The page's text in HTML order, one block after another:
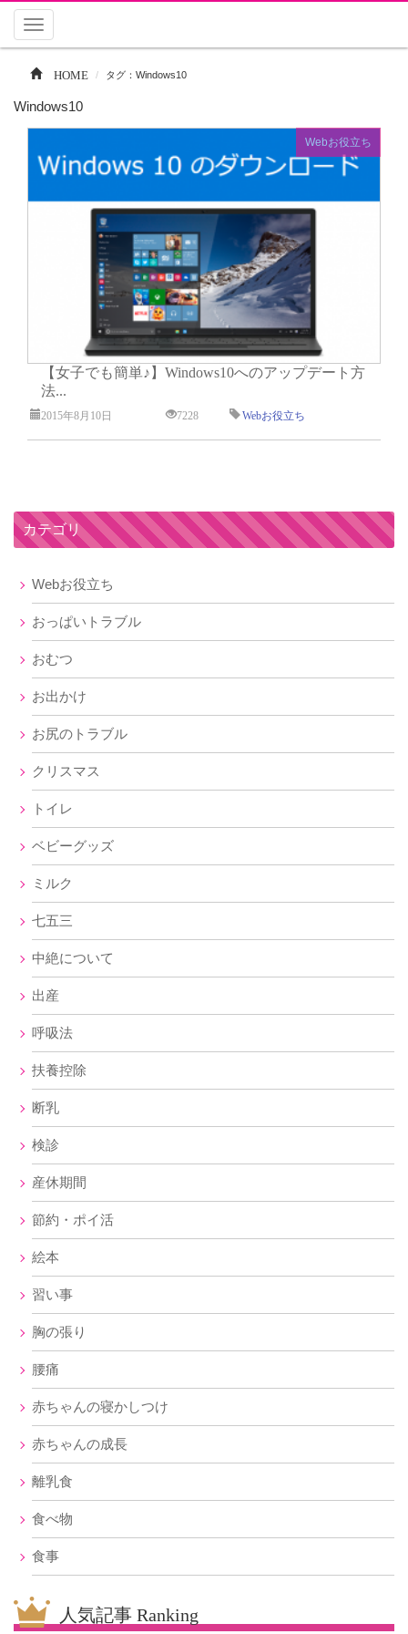
Toggle
HOME タグ：Windows10
Windows10
Webお役立ち
【女子でも簡単♪】Windows10へのアップデート方
法...
2015年8月10日 7228 Webお役立ち
カテゴリ
Webお役立ち
おっぱいトラブル
おむつ
お出かけ
お尻のトラブル
クリスマス
トイレ
ベビーグッズ
ミルク
七五三
中絶について
出産
呼吸法
扶養控除
断乳
検診
産休期間
節約・ポイ活
絵本
習い事
胸の張り
腰痛
赤ちゃんの寝かしつけ
赤ちゃんの成長
離乳食
食べ物
食事
人気記事 Ranking